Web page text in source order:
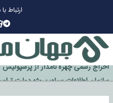
ارتباط با
گزینه جدایی اوسمار روی میز مدیران
آیا رئیس جمهور آمریکا قانون را دور
اخراج رسمی چهره نامدار از پرسپولیس
سازمان اطلاعات سپاه: پروژه دولت
خورد